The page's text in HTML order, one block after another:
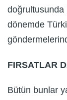
doğrultusunda
dönemde
FIRSATLAR
Bütün bunlar